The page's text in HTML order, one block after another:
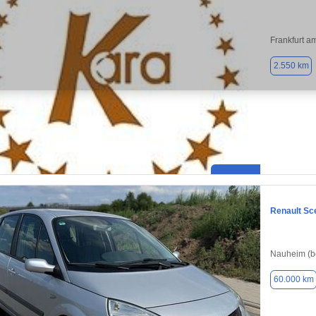
Frankfurt
2.550 km
Renault
Nauheim
60.000 km